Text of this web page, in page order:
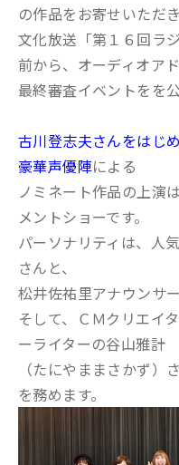
の作品をお寄せいただ
文化放送「第１６回ラ
前から、オーディオア
最終審査イベントをを
古川登志夫さんをはじ
豪華声優陣による
ノミネート作品の上演
メントショーです。
パーソナリティは、人
さんと、
松井佐祐里アナウンサ
そして、ＣＭクリエイ
ーライターの谷山雅計
（たにやままさかず）
を務めます。